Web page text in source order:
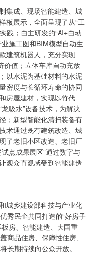
成、现场智能建造、城
板展示，全面呈现了从“工
践；自主研发的“AI+自动
施工图和BIM模型自动生
建筑机器人，充分实现
价值；立体车库自动充放
以水泥为基础材料的水泥
密度与长循环寿命的协同
房屋建材，实现以竹代
吸水”设备技术，为解决
；新型智能化清扫装备有
术通过既有建筑改造、城
了老旧小区改造、老旧厂
点成果展区”通过数字与
观众直观感受到智能建造
乡建设部科技与产业化
秀民企共同打造的“好房子
房、智能建造、大国重
商品住房、保障性住房、
长期持续向公众开放。